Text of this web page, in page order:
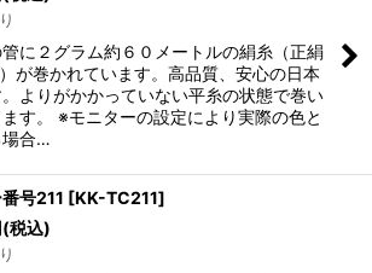
管に２グラム約６０メートルの絹糸（正絹
が巻かれています。高品質、安心の日本
よりがかかっていない平糸の状態で巻い
す。 ※モニターの設定により実際の色と
場合…
号211 [KK-TC211]
(税込)